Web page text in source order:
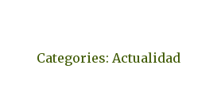
Categories:Actualidad